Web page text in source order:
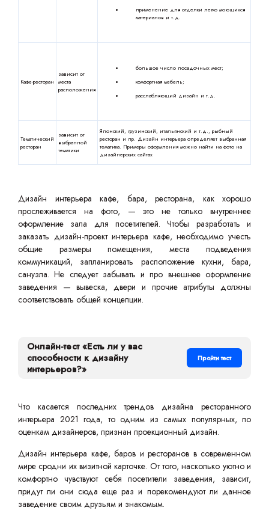
применение для отделки легко моющихся
материалов и т.д.
Кафе-ресторан
зависит от
места
расположения
большое число посадочных мест;
комфортная мебель;
расслабляющий дизайн и т.д.
Тематический
ресторан
зависит от
выбранной
тематики
Японский, грузинский, итальянский и т.д., рыбный
ресторан и пр. Дизайн интерьера определяет выбранная
тематика. Примеры оформления можно найти на фото на
дизайнерских сайтах
Дизайн интерьера кафе, бара, ресторана, как хорошо
прослеживается на фото, — это не только внутреннее
оформление зала для посетителей. Чтобы разработать и
заказать дизайн-проект интерьера кафе, необходимо учесть
общие размеры помещения, места подведения
коммуникаций, запланировать расположение кухни, бара,
санузла. Не следует забывать и про внешнее оформление
заведения — вывеска, двери и прочие атрибуты должны
соответствовать общей концепции.
Онлайн-тест «Есть ли у вас
способности к дизайну
интерьеров?»
Пройти тест
Что касается последних трендов дизайна ресторанного
интерьера 2021 года, то одним из самых популярных, по
оценкам дизайнеров, признан проекционный дизайн.
Дизайн интерьера кафе, баров и ресторанов в современном
мире сродни их визитной карточке. От того, насколько уютно и
комфортно чувствуют себя посетители заведения, зависит,
придут ли они сюда еще раз и порекомендуют ли данное
заведение своим друзьям и знакомым.